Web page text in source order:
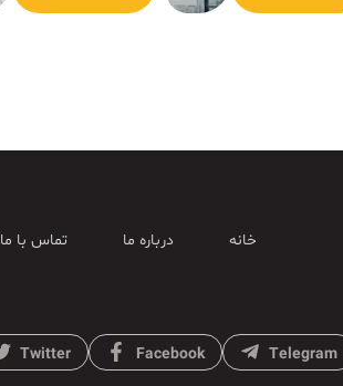
خانه درباره ما تماس با ما
Twitter Facebook Telegram